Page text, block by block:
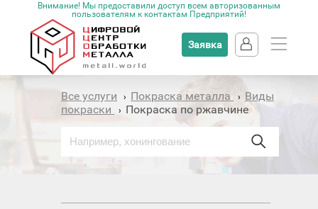
Внимание! Мы предоставили доступ всем авторизованным
пользователям к контактам Предприятий!
Заявка
Все услуги › Покраска металла › Виды
покраски
› Покраска по ржавчине